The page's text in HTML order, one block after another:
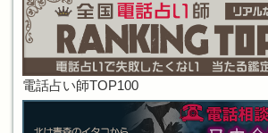
電話占い師TOP100